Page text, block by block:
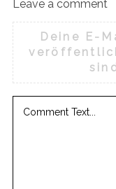
Leave a comment
Deine E-